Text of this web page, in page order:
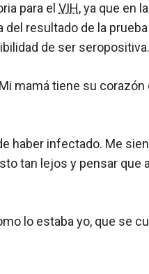
para el VIH, ya que en
resultado de la
de ser seropositiva.
mamá tiene su
haber infectado. Me
tan lejos y pensar que
lo estaba yo, que se